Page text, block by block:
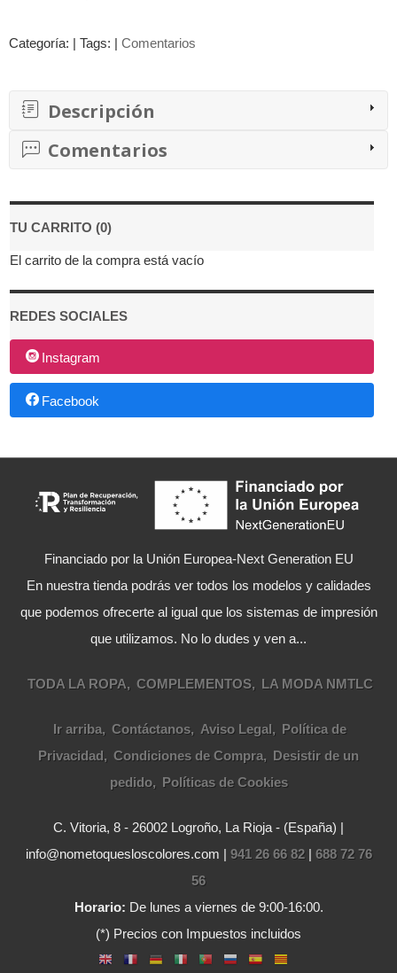
TU CARRITO (0)
El carrito de la compra está vacío
REDES SOCIALES
Instagram
Facebook
Categoría: | Tags: | Comentarios
Descripción
Comentarios
Financiado por la Unión Europea-Next Generation EU
En nuestra tienda podrás ver todos los modelos y calidades
que podemos ofrecerte al igual que los sistemas de impresión
que utilizamos. No lo dudes y ven a...
TODA LA ROPA COMPLEMENTOS LA MODA NMTLC
Ir arriba Contáctanos Aviso Legal
Política de
Privacidad
Condiciones de Compra
Desistir de un
pedido
Políticas de Cookies
C. Vitoria, 8 - 26002 Logroño, La Rioja - (España) |
info@nometoquesloscolores.com | 941 26 66 82| 688 72 76
56
Horario: De lunes a viernes de 9:00-16:00.
(*) Precios con Impuestos incluidos